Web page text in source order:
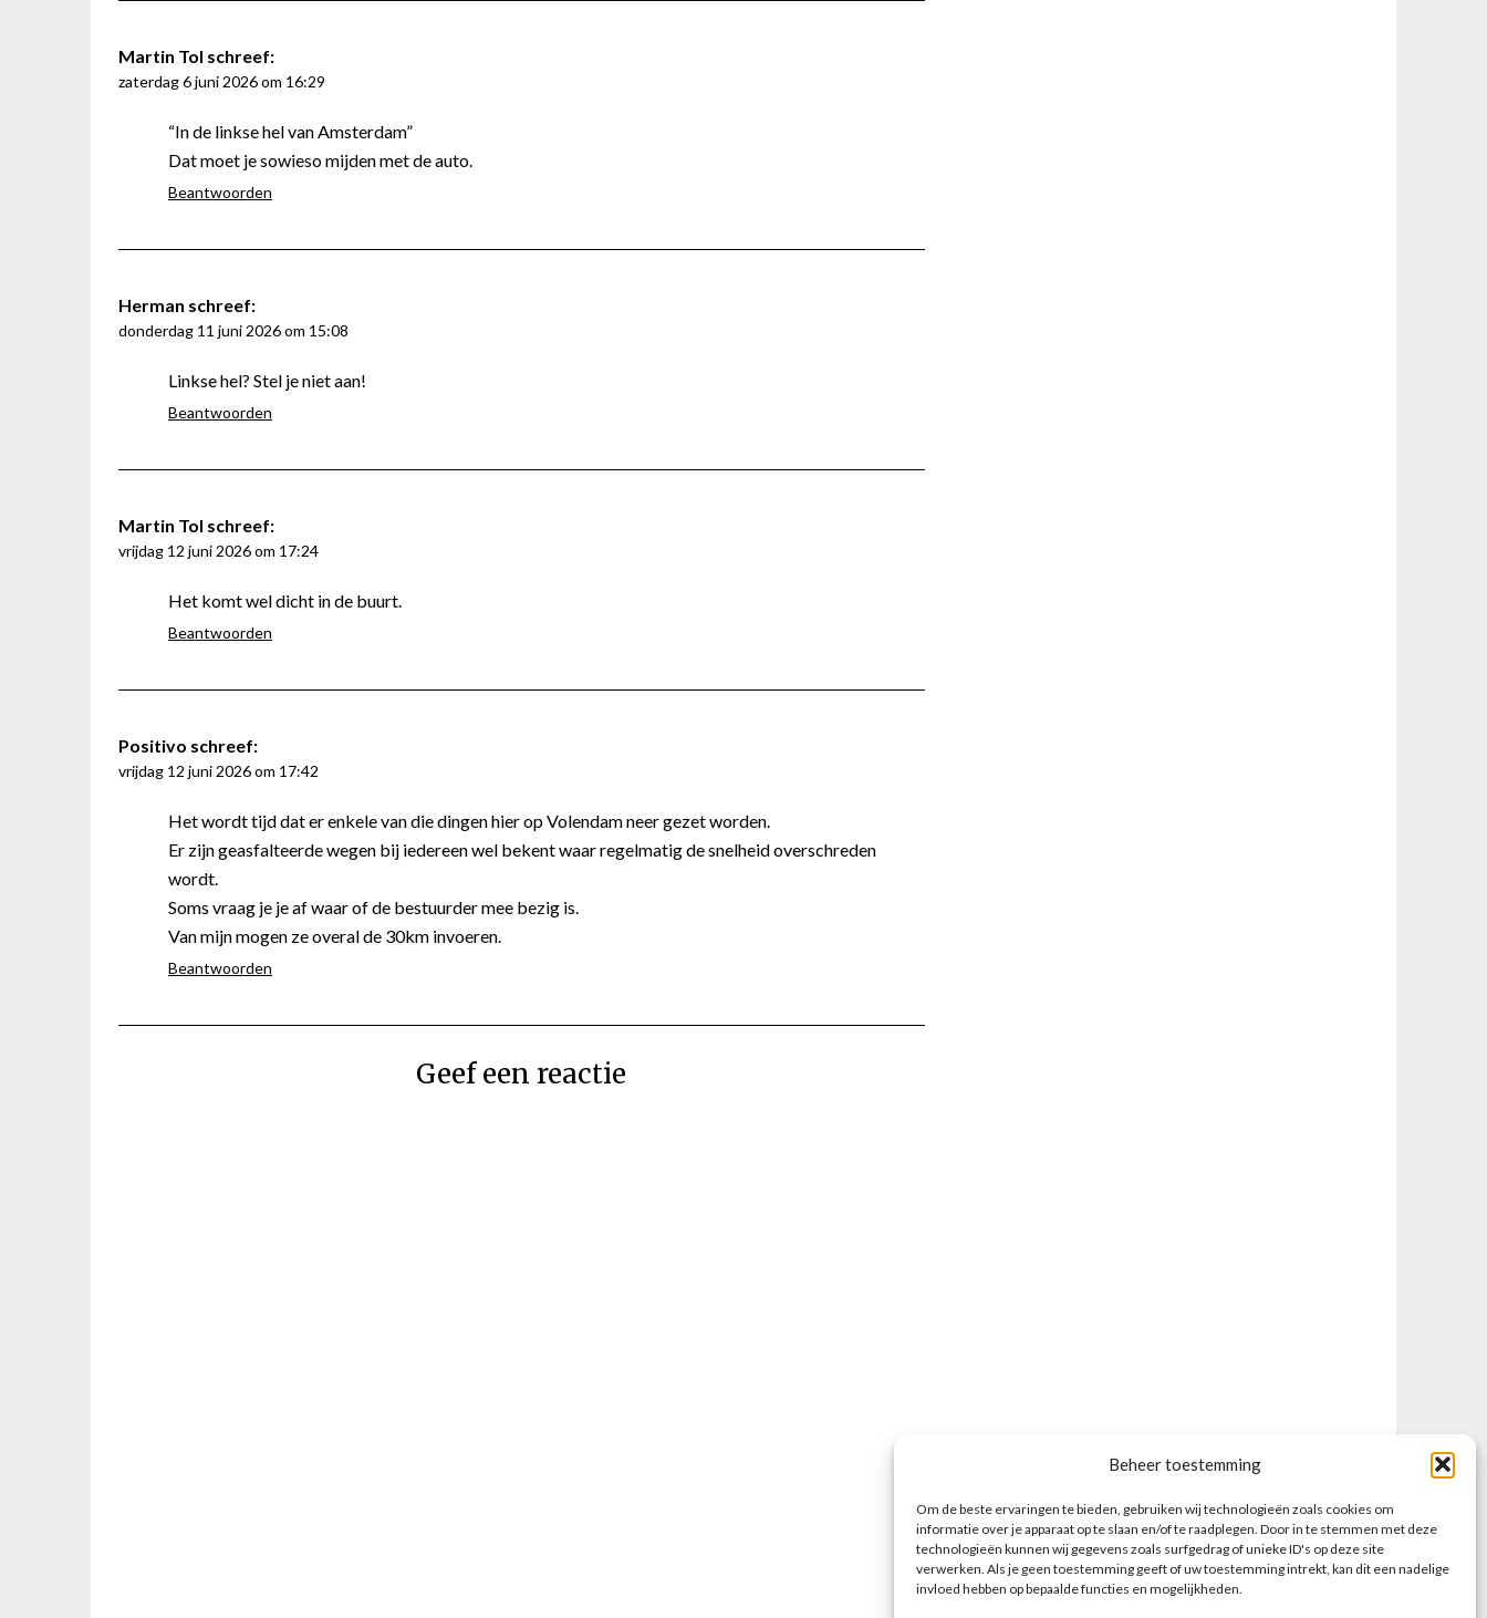
Beheer toestemming
Om de beste ervaringen te bieden, gebruiken wij technologieën zoals cookies om
informatie over je apparaat op te slaan en/of te raadplegen. Door in te stemmen met deze
technologieën kunnen wij gegevens zoals surfgedrag of unieke ID's op deze site
verwerken. Als je geen toestemming geeft of uw toestemming intrekt, kan dit een nadelige
invloed hebben op bepaalde functies en mogelijkheden.
Martin Tol schreef:
zaterdag 6 juni 2026 om 16:29
“In de linkse hel van Amsterdam”
Dat moet je sowieso mijden met de auto.
Beantwoorden
Herman schreef:
donderdag 11 juni 2026 om 15:08
Linkse hel? Stel je niet aan!
Beantwoorden
Martin Tol schreef:
vrijdag 12 juni 2026 om 17:24
Het komt wel dicht in de buurt.
Beantwoorden
Positivo schreef:
vrijdag 12 juni 2026 om 17:42
Het wordt tijd dat er enkele van die dingen hier op Volendam neer gezet worden.
Er zijn geasfalteerde wegen bij iedereen wel bekent waar regelmatig de snelheid overschreden
wordt.
Soms vraag je je af waar of de bestuurder mee bezig is.
Van mijn mogen ze overal de 30km invoeren.
Beantwoorden
Geef een reactie